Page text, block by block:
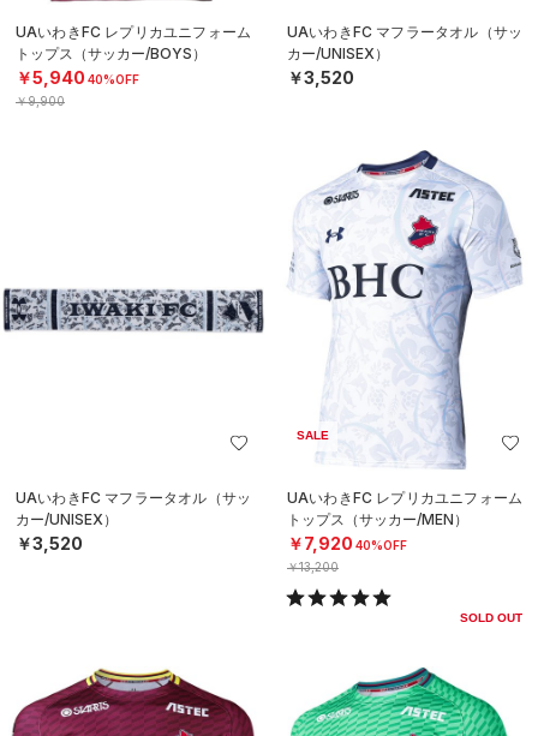
UAいわきFC レプリカユニフォーム
トップス（サッカー/BOYS）
￥5,940 40%OFF
￥9,900
UAいわきFC マフラータオル（サッ
カー/UNISEX）
￥3,520
UAいわきFC マフラータオル（サッ
カー/UNISEX）
￥3,520
SALE
UAいわきFC レプリカユニフォーム
トップス（サッカー/MEN）
￥7,920 40%OFF
￥13,200
SOLD OUT